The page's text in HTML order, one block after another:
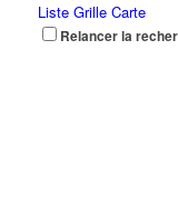
Liste Grille Carte
Relancer la